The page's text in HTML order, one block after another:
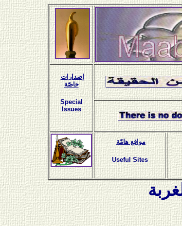
إصدارات
خاصّة
Special
Issues
مواقع هامّة
Useful Sites